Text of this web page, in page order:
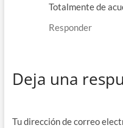
Totalmente de
Responder
Deja una
Tu dirección de correo